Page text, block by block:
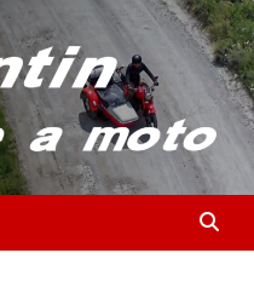
à moto
vieille bécane